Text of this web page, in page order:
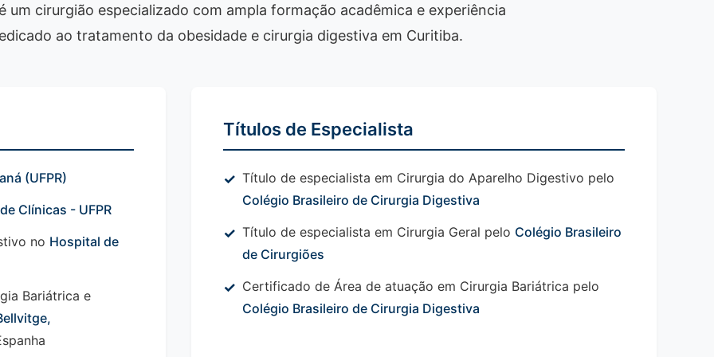
um cirurgião especializado com ampla formação acadêmica e experiência
ao tratamento da obesidade e cirurgia digestiva em Curitiba.
(UFPR)
Clínicas - UFPR
no Hospital de
Bariátrica e
Títulos de Especialista
Título de especialista em Cirurgia do Aparelho Digestivo pelo
Colégio Brasileiro de Cirurgia Digestiva
Título de especialista em Cirurgia Geral pelo Colégio Brasileiro
de Cirurgiões
Certificado de Área de atuação em Cirurgia Bariátrica pelo
Colégio Brasileiro de Cirurgia Digestiva